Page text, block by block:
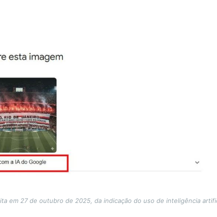
em 27 de outubro de 2025, da indicação do uso de inteligência